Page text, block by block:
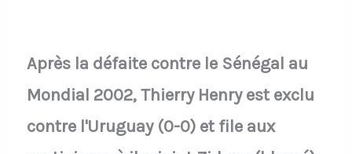
Après la défaite contre le Sénégal au
Mondial 2002, Thierry Henry est exclu
contre l'Uruguay (0-0) et file aux